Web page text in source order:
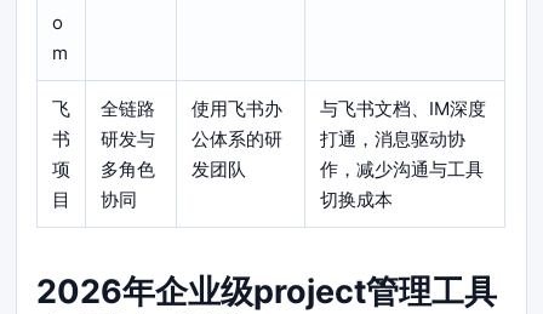
o
m
飞
书
项
目
全链路
研发与
多角色
协同
使用飞书办
公体系的研
发团队
与飞书文档、IM深度
打通，消息驱动协
作，减少沟通与工具
切换成本
2026年企业级project管理工具